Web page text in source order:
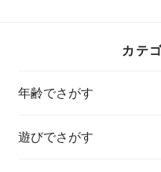
カテ
年齢でさがす
遊びでさがす